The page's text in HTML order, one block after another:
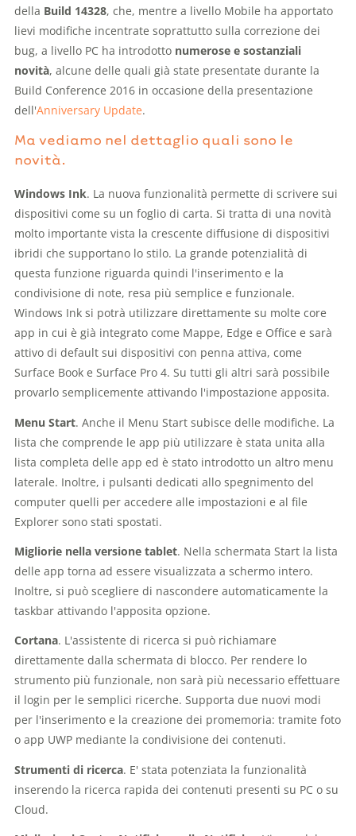
della Build 14328, che, mentre a livello Mobile ha apportato
lievi modifiche incentrate soprattutto sulla correzione dei
bug, a livello PC ha introdotto numerose e sostanziali
novità, alcune delle quali già state presentate durante la
Build Conference 2016 in occasione della presentazione
dell'Anniversary Update.
Ma vediamo nel dettaglio quali sono le
novità.
Windows Ink. La nuova funzionalità permette di scrivere sui
dispositivi come su un foglio di carta. Si tratta di una novità
molto importante vista la crescente diffusione di dispositivi
ibridi che supportano lo stilo. La grande potenzialità di
questa funzione riguarda quindi l'inserimento e la
condivisione di note, resa più semplice e funzionale.
Windows Ink si potrà utilizzare direttamente su molte core
app in cui è già integrato come Mappe, Edge e Office e sarà
attivo di default sui dispositivi con penna attiva, come
Surface Book e Surface Pro 4. Su tutti gli altri sarà possibile
provarlo semplicemente attivando l'impostazione apposita.
Menu Start. Anche il Menu Start subisce delle modifiche. La
lista che comprende le app più utilizzare è stata unita alla
lista completa delle app ed è stato introdotto un altro menu
laterale. Inoltre, i pulsanti dedicati allo spegnimento del
computer quelli per accedere alle impostazioni e al file
Explorer sono stati spostati.
Migliorie nella versione tablet. Nella schermata Start la lista
delle app torna ad essere visualizzata a schermo intero.
Inoltre, si può scegliere di nascondere automaticamente la
taskbar attivando l'apposita opzione.
Cortana. L'assistente di ricerca si può richiamare
direttamente dalla schermata di blocco. Per rendere lo
strumento più funzionale, non sarà più necessario effettuare
il login per le semplici ricerche. Supporta due nuovi modi
per l'inserimento e la creazione dei promemoria: tramite foto
o app UWP mediante la condivisione dei contenuti.
Strumenti di ricerca. E' stata potenziata la funzionalità
inserendo la ricerca rapida dei contenuti presenti su PC o su
Cloud.